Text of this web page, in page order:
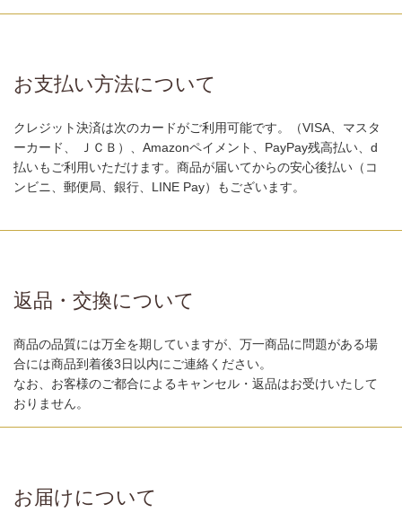
お支払い方法について
クレジット決済は次のカードがご利用可能です。（VISA、マスタ
ーカード、 ＪＣＢ）、Amazonペイメント、PayPay残高払い、d
払いもご利用いただけます。商品が届いてからの安心後払い（コ
ンビニ、郵便局、銀行、LINE Pay）もございます。
返品・交換について
商品の品質には万全を期していますが、万一商品に問題がある場
合には商品到着後3日以内にご連絡ください。
なお、お客様のご都合によるキャンセル・返品はお受けいたして
おりません。
お届けについて